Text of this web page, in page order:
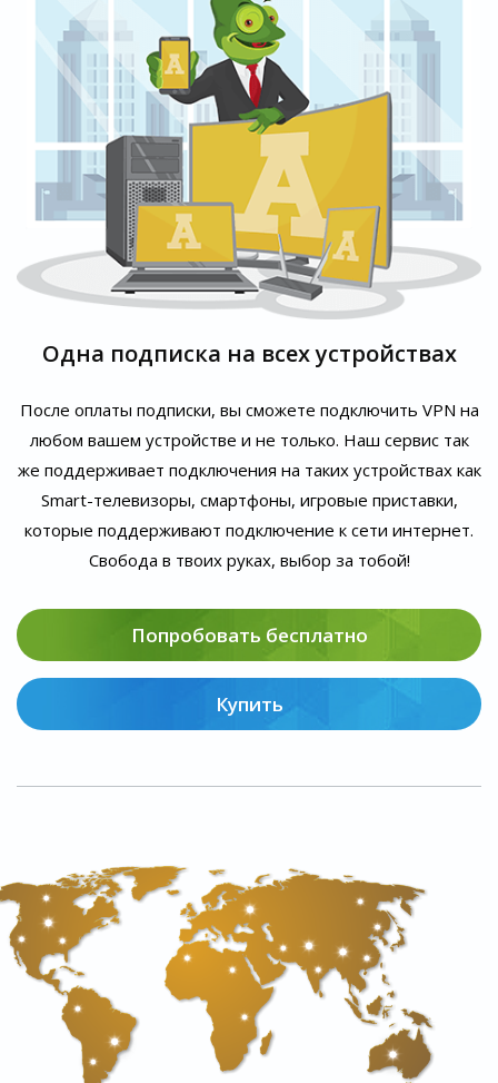
Одна подписка на всех устройствах
После оплаты подписки, вы сможете подключить VPN на
любом вашем устройстве и не только. Наш сервис так
же поддерживает подключения на таких устройствах как
Smart-телевизоры, смартфоны, игровые приставки,
которые поддерживают подключение к сети интернет.
Свобода в твоих руках, выбор за тобой!
Попробовать бесплатно
Купить